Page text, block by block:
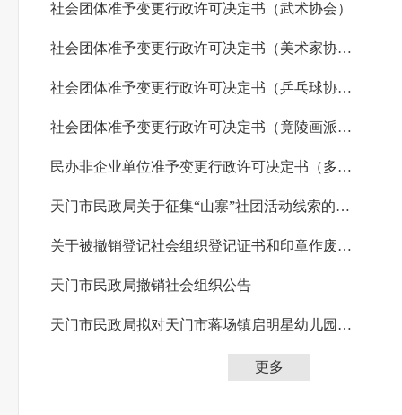
社会团体准予变更行政许可决定书（武术协会）
社会团体准予变更行政许可决定书（美术家协会）
社会团体准予变更行政许可决定书（乒乓球协会）
社会团体准予变更行政许可决定书（竟陵画派研究会）
民办非企业单位准予变更行政许可决定书（多祥镇文化服务中心）
天门市民政局关于征集“山寨”社团活动线索的公告
关于被撤销登记社会组织登记证书和印章作废的公告
天门市民政局撤销社会组织公告
天门市民政局拟对天门市蒋场镇启明星幼儿园等7家社会组织作出撤销登记行政处罚的公告
更多